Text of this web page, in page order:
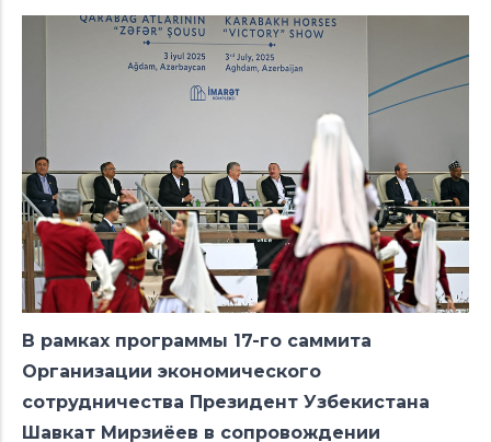
В рамках программы 17-го саммита
Организации экономического
сотрудничества Президент Узбекистана
Шавкат Мирзиёев в сопровождении